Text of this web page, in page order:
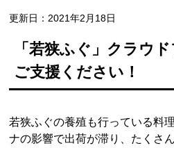
更新日：2021年2月18日
「若狭ふぐ」クラウ
ご支援ください！
若狭ふぐの養殖も行っている料
ナの影響で出荷が滞り、たくさ